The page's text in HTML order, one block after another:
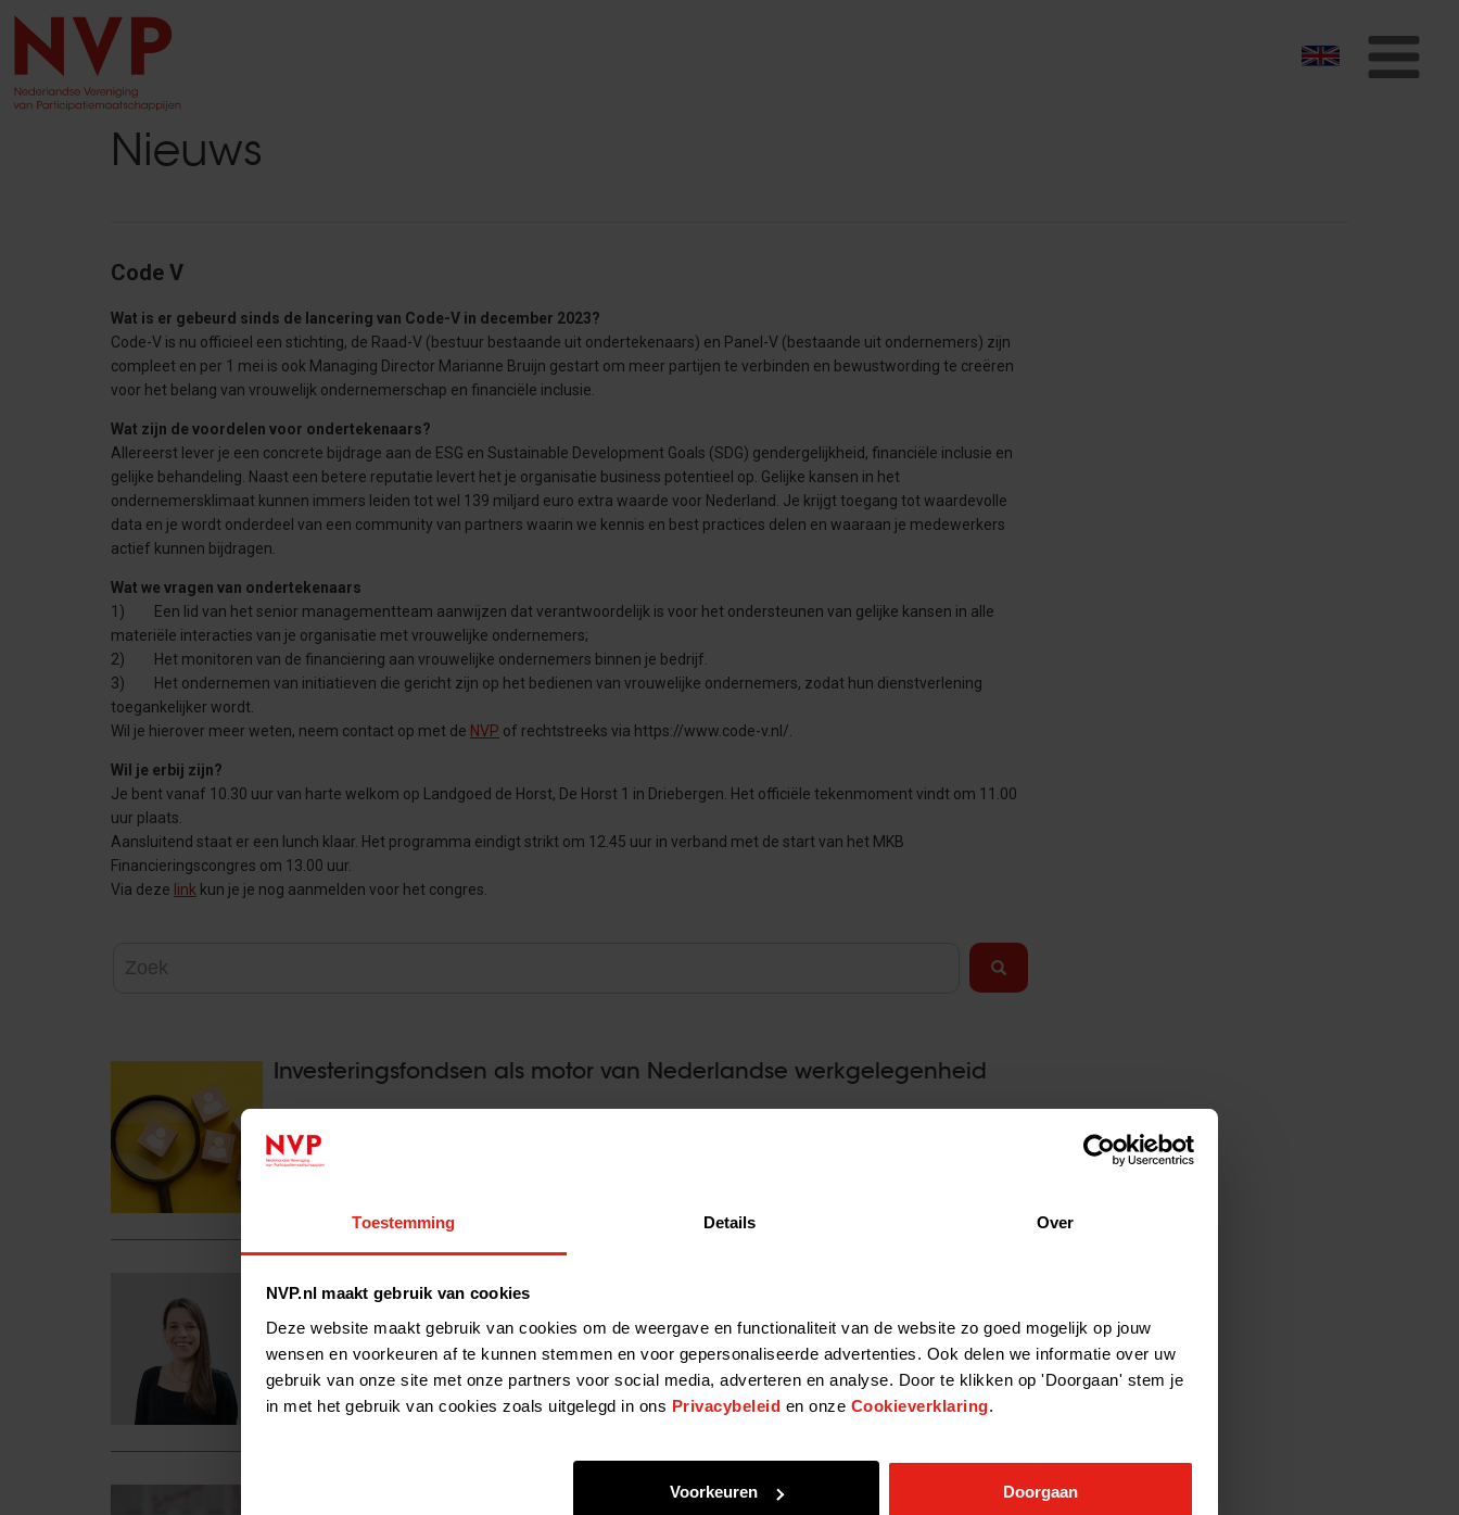
Toestemming Details Over
NVP.nl maakt gebruik van cookies
Deze website maakt gebruik van cookies om de weergave en functionaliteit van de website zo goed mogelijk op jouw
wensen en voorkeuren af te kunnen stemmen en voor gepersonaliseerde advertenties. Ook delen we informatie over uw
gebruik van onze site met onze partners voor social media, adverteren en analyse. Door te klikken op 'Doorgaan' stem je
in met het gebruik van cookies zoals uitgelegd in ons Privacybeleid en onze Cookieverklaring.
Voorkeuren Doorgaan
Nieuws
Code V
Wat is er gebeurd sinds de lancering van Code-V in december 2023?
Code-V is nu officieel een stichting, de Raad-V (bestuur bestaande uit ondertekenaars) en Panel-V (bestaande uit ondernemers) zijn
compleet en per 1 mei is ook Managing Director Marianne Bruijn gestart om meer partijen te verbinden en bewustwording te creëren
voor het belang van vrouwelijk ondernemerschap en financiële inclusie.
Wat zijn de voordelen voor ondertekenaars?
Allereerst lever je een concrete bijdrage aan de ESG en Sustainable Development Goals (SDG) gendergelijkheid, financiële inclusie en
gelijke behandeling. Naast een betere reputatie levert het je organisatie business potentieel op. Gelijke kansen in het
ondernemersklimaat kunnen immers leiden tot wel 139 miljard euro extra waarde voor Nederland. Je krijgt toegang tot waardevolle
data en je wordt onderdeel van een community van partners waarin we kennis en best practices delen en waaraan je medewerkers
actief kunnen bijdragen.
Wat we vragen van ondertekenaars
1) Een lid van het senior managementteam aanwijzen dat verantwoordelijk is voor het ondersteunen van gelijke kansen in alle
materiële interacties van je organisatie met vrouwelijke ondernemers;
2) Het monitoren van de financiering aan vrouwelijke ondernemers binnen je bedrijf.
3) Het ondernemen van initiatieven die gericht zijn op het bedienen van vrouwelijke ondernemers, zodat hun dienstverlening
toegankelijker wordt.
Wil je hierover meer weten, neem contact op met de NVP of rechtstreeks via https://www.code-v.nl/.
Wil je erbij zijn?
Je bent vanaf 10.30 uur van harte welkom op Landgoed de Horst, De Horst 1 in Driebergen. Het officiële tekenmoment vindt om 11.00
uur plaats.
Aansluitend staat er een lunch klaar. Het programma eindigt strikt om 12.45 uur in verband met de start van het MKB
Financieringscongres om 13.00 uur.
Via deze link kun je je nog aanmelden voor het congres.
Investeringsfondsen als motor van Nederlandse werkgelegenheid
dan de rest van de economie. In 2023-2024 zagen deze bedrijven een netto groei van
5,0% in banen, terwijl het gemiddelde…
Nieuw bestuurslid: Anne Portwich
2026-06-23 16:24:50
Kun je iets over jezelf vertellen en over de investeringsmaatschappij waarbij je werkt?
Ik ben Anne Portwich, partner bij EQT Life Sciences. Al 25 jaar werk ik met veel plezier
bij…
Lees het volledige bericht >
Nederlandse risicokapitaalmarkt 2025